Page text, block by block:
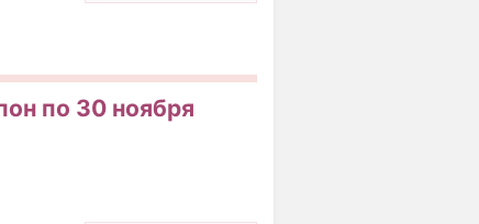
по 30 ноября